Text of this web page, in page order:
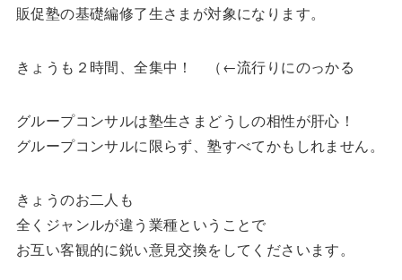
販促塾の基礎編修了生さまが対象になります。
きょうも２時間、全集中！ （←流行りにのっかる
グループコンサルは塾生さまどうしの相性が肝心！
グループコンサルに限らず、塾すべてかもしれません。
きょうのお二人も
全くジャンルが違う業種ということで
お互い客観的に鋭い意見交換をしてくださいます。